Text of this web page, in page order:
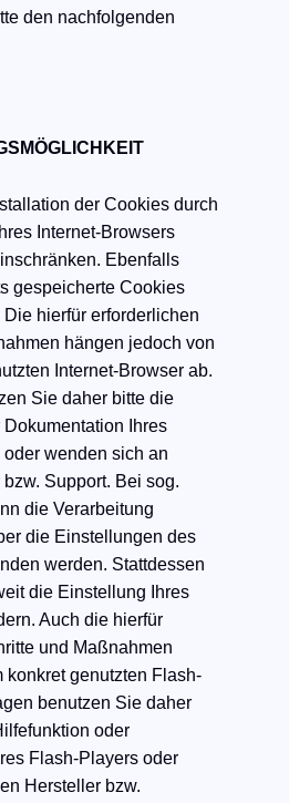
den nachfolgenden
der Cookies durch
Internet-Browsers
Ebenfalls
gespeicherte Cookies
hierfür erforderlichen
hängen jedoch von
Internet-Browser ab.
Sie daher bitte die
Ihres
oder wenden sich an
Support. Bei sog.
die Verarbeitung
die Einstellungen des
werden. Stattdessen
die Einstellung Ihres
Auch die hierfür
und Maßnahmen
konkret genutzten Flash-
benutzen Sie daher
oder
Flash-Players oder
Hersteller bzw.